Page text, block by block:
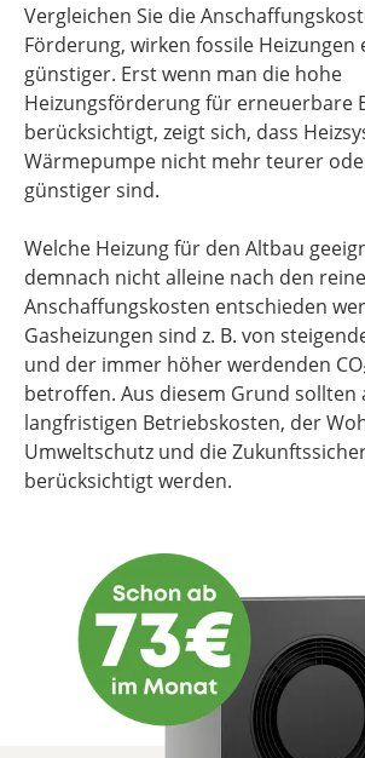
Vergleichen Sie die
Förderung, wirken fossile Heizungen
günstiger. Erst wenn man die hohe
Heizungsförderung für erneuerbare
berücksichtigt, zeigt sich, dass
Wärmepumpe nicht mehr teurer
günstiger sind.
Welche Heizung für den Altbau
demnach nicht alleine nach den
Anschaffungskosten entschieden
Gasheizungen sind z. B. von
und der immer höher werdenden
betroffen. Aus diesem Grund sollten
langfristigen Betriebskosten, der
Umweltschutz und die
berücksichtigt werden.